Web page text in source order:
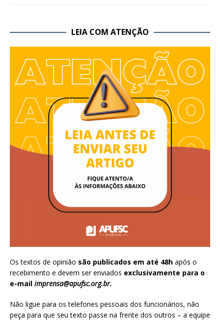
LEIA COM ATENÇÃO
Os textos de opinião são publicados em até 48h após o
recebimento e devem ser enviados exclusivamente para o
e-mail imprensa@apufsc.org.br.
Não ligue para os telefones pessoais dos funcionários, não
peça para que seu texto passe na frente dos outros – a equipe